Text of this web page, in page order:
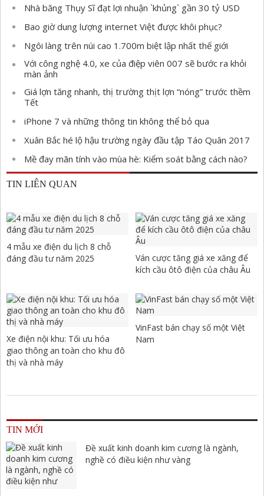
Nhà băng Thụy Sĩ đạt lợi nhuận `khủng` gần 30 tỷ USD
Bao giờ dung lượng internet Việt được khôi phục?
Ngôi làng trên núi cao 1.700m biệt lập nhất thế giới
Với công nghệ 4.0, xe của điệp viên 007 sẽ bước ra khỏi
màn ảnh
Giá lợn tăng nhanh, thị trường thịt lợn “nóng” trước thềm
Tết
iPhone 7 và những thông tin không thể bỏ qua
Xuân Bắc hé lộ hậu trường ngày đầu tập Táo Quân 2017
Mề đay mãn tính vào mùa hè: Kiểm soát bằng cách nào?
TIN LIÊN QUAN
4 mẫu xe điện du lịch 8 chỗ
đáng đầu tư năm 2025
Ván cược tăng giá xe xăng để
kích cầu ôtô điện của châu Âu
Xe điện nội khu: Tối ưu hóa
giao thông an toàn cho khu đô
thị và nhà máy
VinFast bán chạy số một Việt
Nam
TIN MỚI
Đề xuất kinh doanh kim cương là ngành,
nghề có điều kiện như vàng